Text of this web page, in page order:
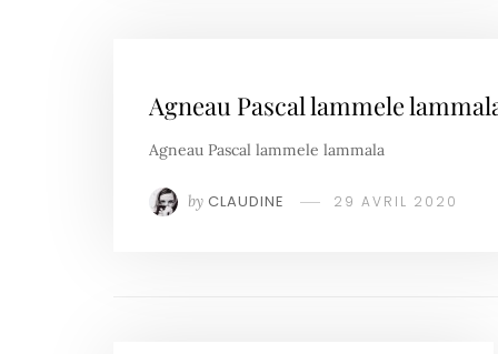
Agneau Pascal lammele
Agneau Pascal lammele lammala
by CLAUDINE 29 AVRIL 2020